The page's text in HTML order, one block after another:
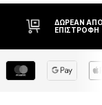
ΔΙΚΑΊΩΜΑ
ΗΜΕΡΏΝ